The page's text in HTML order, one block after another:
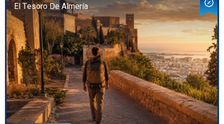
El Tesoro De Almería